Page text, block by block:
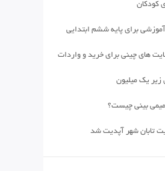
کودکان
برای پایه ششم ابتدایی
های چینی برای خرید و واردات
زیر یک میلیون
بینی چیست؟
تابان شهر آپدیت شد